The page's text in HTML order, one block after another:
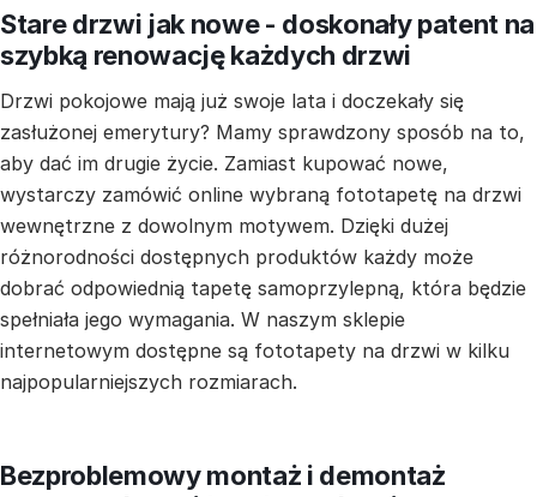
Stare drzwi jak nowe - doskonały patent na
szybką renowację każdych drzwi
Drzwi pokojowe mają już swoje lata i doczekały się
zasłużonej emerytury? Mamy sprawdzony sposób na to,
aby dać im drugie życie. Zamiast kupować nowe,
wystarczy zamówić online wybraną fototapetę na drzwi
wewnętrzne z dowolnym motywem. Dzięki dużej
różnorodności dostępnych produktów każdy może
dobrać odpowiednią tapetę samoprzylepną, która będzie
spełniała jego wymagania. W naszym sklepie
internetowym dostępne są fototapety na drzwi w kilku
najpopularniejszych rozmiarach.
Bezproblemowy montaż i demontaż